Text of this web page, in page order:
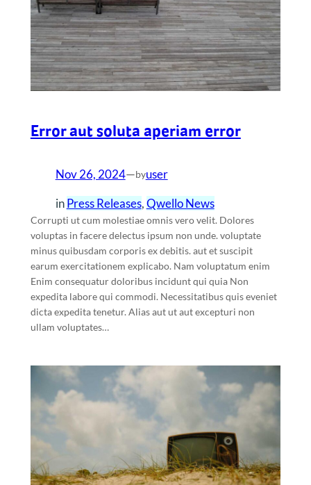
Error aut soluta aperiam error
Nov 26, 2024—byuser
inPress Releases, Qwello News
Corrupti ut cum molestiae omnis vero velit. Dolores
voluptas in facere delectus ipsum non unde. voluptate
minus quibusdam corporis ex debitis. aut et suscipit
earum exercitationem explicabo. Nam voluptatum enim
Enim consequatur doloribus incidunt qui quia Non
expedita labore qui commodi. Necessitatibus quis eveniet
dicta expedita tenetur. Alias aut ut aut excepturi non
ullam voluptates…